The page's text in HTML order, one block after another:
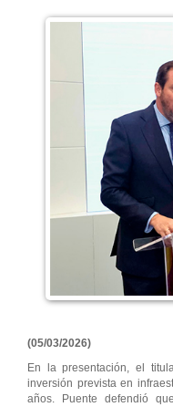
(05/03/2026)
En la presentación, el
inversión prevista en
años. Puente defendió